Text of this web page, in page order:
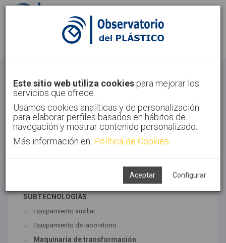
Identifícate Regístrate
Inicio Sectores Otros
Este sitio web utiliza cookies para mejorar los
servicios que ofrece.
Usamos cookies analíticas y de personalización
para elaborar perfiles basados en hábitos de
navegación y mostrar contenido personalizado.
Más información en: Política de Cookies
Aceptar Configurar
TECNOLOGÍAS ASOCIADAS
SUBTECNOLOGÍAS
Equipamiento auxiliar
Equipamiento de laboratorio
Maquinaria de transformación